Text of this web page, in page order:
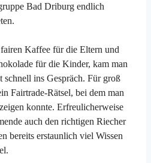
Bad Driburg endlich
Kaffee für die Eltern und
für die Kinder, kam man
ins Gespräch. Für groß
Fairtrade-Rätsel, bei dem man
konnte. Erfreulicherweise
auch den richtigen Riecher
bereits erstaunlich viel Wissen